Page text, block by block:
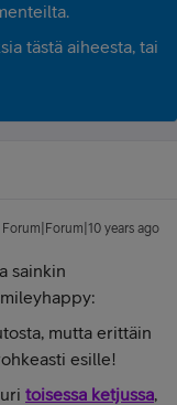
tästä aiheesta, tai
Forum|Forum|10 years ago
sainkin
mutta erittäin
esille!
toisessa ketjussa,